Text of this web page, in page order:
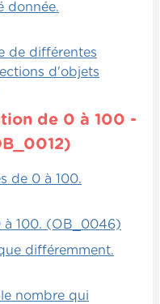
donnée.
de différentes
d'objets
de 0 à 100 -
de 0 à 100.
à 100. (OB_0046)
différemment.
nombre qui